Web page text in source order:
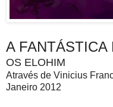
A FANTÁSTICA
OS ELOHIM
Através de Vinicius
Janeiro 2012